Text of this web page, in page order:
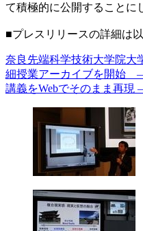
て積極的に公開することに
■プレスリリースの詳細は
奈良先端科学技術大学院
細授業アーカイブを開始
講義をWebでそのまま再現